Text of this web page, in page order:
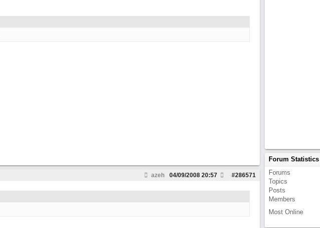
azeh #286571
04/09/2008 20:57
Forum Statistics
Forums
Topics
Posts
Members
Most Online